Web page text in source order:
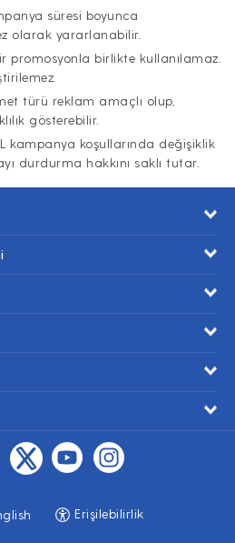
süresi boyunca
olarak yararlanabilir.
promosyonla birlikte kullanılamaz.
türü reklam amaçlı olup,
gösterebilir.
kampanya koşullarında değişiklik
durdurma hakkını saklı tutar.
Erişilebilirlik